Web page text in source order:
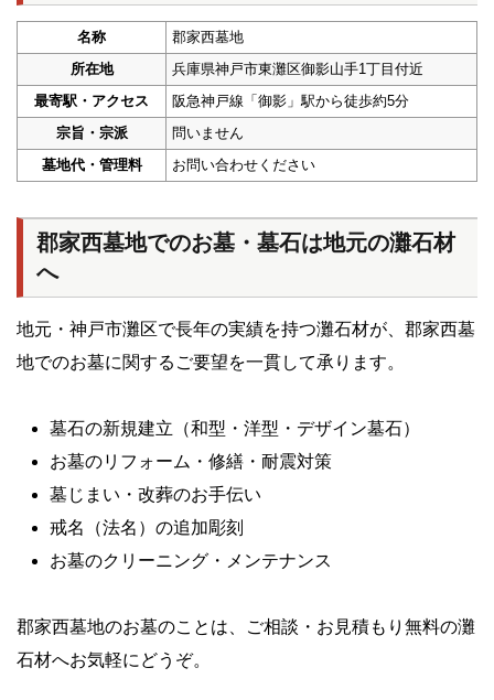
名称
郡家西墓地
所在地
兵庫県神戸市東灘区御影山手1丁目付近
最寄駅・アクセス
阪急神戸線「御影」駅から徒歩約5分
宗旨・宗派
問いません
墓地代・管理料
お問い合わせください
郡家西墓地でのお墓・墓石は地元の灘石材
へ
地元・神戸市灘区で長年の実績を持つ灘石材が、郡家西墓
地でのお墓に関するご要望を一貫して承ります。
墓石の新規建立（和型・洋型・デザイン墓石）
お墓のリフォーム・修繕・耐震対策
墓じまい・改葬のお手伝い
戒名（法名）の追加彫刻
お墓のクリーニング・メンテナンス
郡家西墓地のお墓のことは、ご相談・お見積もり無料の灘
石材へお気軽にどうぞ。